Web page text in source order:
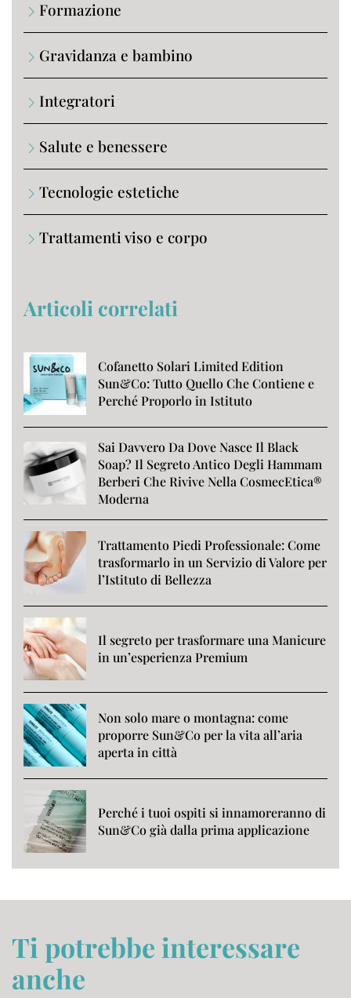
Formazione
Gravidanza e bambino
Integratori
Salute e benessere
Tecnologie estetiche
Trattamenti viso e corpo
Articoli correlati
Cofanetto Solari Limited Edition
Sun&Co: Tutto Quello Che Contiene e
Perché Proporlo in Istituto
Sai Davvero Da Dove Nasce Il Black
Soap? Il Segreto Antico Degli Hammam
Berberi Che Rivive Nella CosmecEtica®
Moderna
Trattamento Piedi Professionale: Come
trasformarlo in un Servizio di Valore per
l’Istituto di Bellezza
Il segreto per trasformare una Manicure
in un’esperienza Premium
Non solo mare o montagna: come
proporre Sun&Co per la vita all’aria
aperta in città
Perché i tuoi ospiti si innamoreranno di
Sun&Co già dalla prima applicazione
Ti potrebbe interessare
anche